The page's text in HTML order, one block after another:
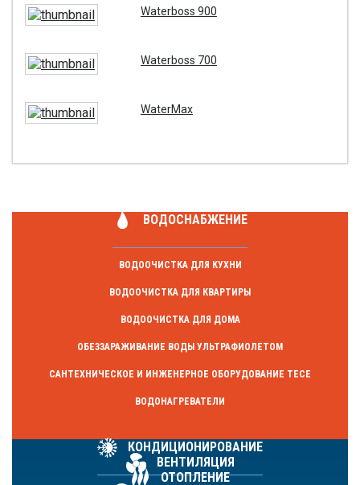
Waterboss 900
Waterboss 700
WaterMax
ВОДОСНАБЖЕНИЕ
ВОДООЧИСТКА ДЛЯ КУХНИ
ВОДООЧИСТКА ДЛЯ КВАРТИРЫ
ВОДООЧИСТКА ДЛЯ ДОМА
ОБЕЗЗАРАЖИВАНИЕ ВОДЫ УЛЬТРАФИОЛЕТОМ
САНТЕХНИЧЕСКОЕ И ИНЖЕНЕРНОЕ ОБОРУДОВАНИЕ TECE
ВОДОНАГРЕВАТЕЛИ
КОНДИЦИОНИРОВАНИЕ
ВЕНТИЛЯЦИЯ
ОТОПЛЕНИЕ